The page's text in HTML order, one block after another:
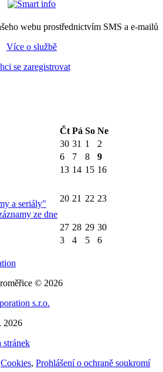
webu prostřednictvím SMS a e-mailů
Více o službě
se zaregistrovat
Čt Pá So Ne
30 31 1
2
6 7 8
9
13 14 15 16
a seriály"
ze dne
20 21 22 23
27 28 29 30
3 4 5 6
© 2026
s.r.o.
2026
stránek
Cookies, Prohlášení o ochraně soukromí